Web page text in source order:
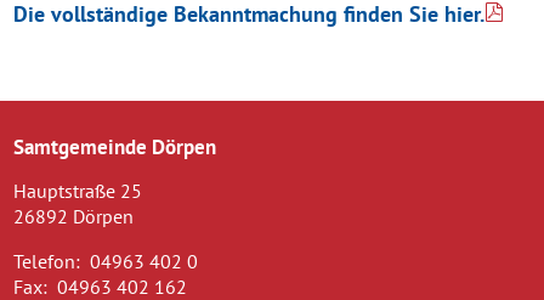
Die vollständige Bekanntmachung finden Sie hier.
Samtgemeinde Dörpen
Hauptstraße 25
26892 Dörpen
Telefon: 04963 402 0
Fax: 04963 402 162